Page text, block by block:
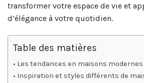
transformer votre espace de vie et
d’élégance à votre quotidien.
Table des matières
Les tendances en maisons
Inspiration et styles différents de